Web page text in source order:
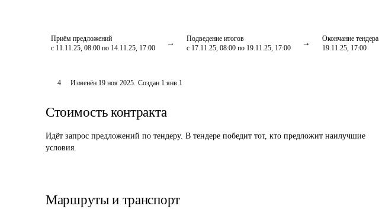
Приём предложений
с 11.11.25, 08:00 по 14.11.25, 17:00
Подведение итогов
с 17.11.25, 08:00 по 19.11.25, 17:00
Окончание тендера
19.11.25, 17:00
4 Изменён 19 ноя 2025. Создан 1 янв 1
Стоимость контракта
Идёт запрос предложений по тендеру. В тендере победит тот, кто предложит наилучшие
условия.
Маршруты и транспорт